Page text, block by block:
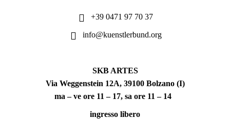
+39 0471 97 70 37
info@kuenstlerbund.org
SKB ARTES
Via Weggenstein 12A, 39100 Bolzano (I)
ma – ve ore 11 – 17, sa ore 11 – 14
ingresso libero